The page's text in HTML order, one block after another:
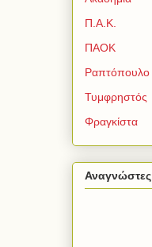
Π.Α.Κ.
ΠΑΟΚ
Ραπτόπουλο
Τυμφρηστός
Φραγκίστα
Αναγνώστες